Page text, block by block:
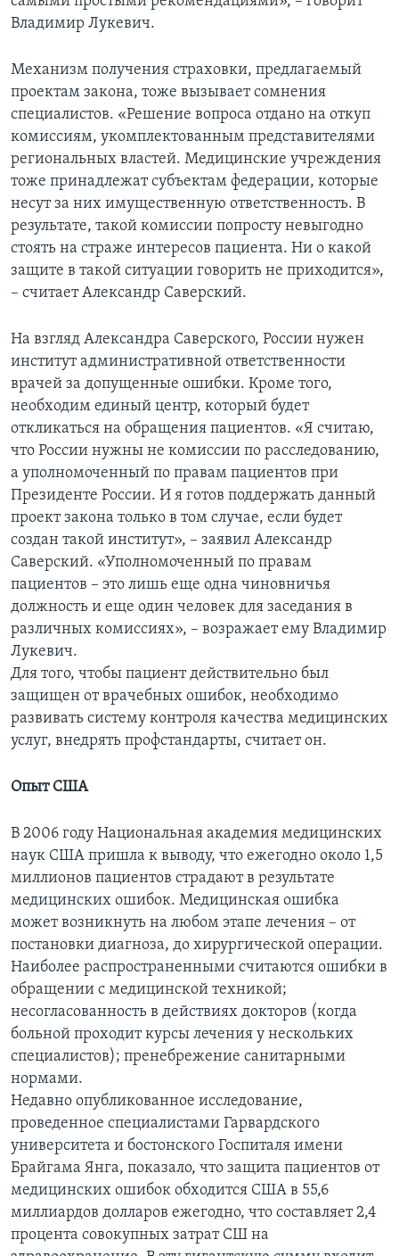
Владимир Лукевич.
Механизм получения страховки, предлагаемый
проектам закона, тоже вызывает сомнения
специалистов. «Решение вопроса отдано на откуп
комиссиям, укомплектованным представителями
региональных властей. Медицинские учреждения
тоже принадлежат субъектам федерации, которые
несут за них имущественную ответственность. В
результате, такой комиссии попросту невыгодно
стоять на страже интересов пациента. Ни о какой
защите в такой ситуации говорить не приходится»,
– считает Александр Саверский.
На взгляд Александра Саверского, России нужен
институт административной ответственности
врачей за допущенные ошибки. Кроме того,
необходим единый центр, который будет
откликаться на обращения пациентов. «Я считаю,
что России нужны не комиссии по расследованию,
а уполномоченный по правам пациентов при
Президенте России. И я готов поддержать данный
проект закона только в том случае, если будет
создан такой институт», – заявил Александр
Саверский. «Уполномоченный по правам
пациентов – это лишь еще одна чиновничья
должность и еще один человек для заседания в
различных комиссиях», – возражает ему Владимир
Лукевич.
Для того, чтобы пациент действительно был
защищен от врачебных ошибок, необходимо
развивать систему контроля качества медицинских
услуг, внедрять профстандарты, считает он.
Опыт США
В 2006 году Национальная академия медицинских
наук США пришла к выводу, что ежегодно около 1,5
миллионов пациентов страдают в результате
медицинских ошибок. Медицинская ошибка
может возникнуть на любом этапе лечения – от
постановки диагноза, до хирургической операции.
Наиболее распространенными считаются ошибки в
обращении с медицинской техникой;
несогласованность в действиях докторов (когда
больной проходит курсы лечения у нескольких
специалистов); пренебрежение санитарными
нормами.
Недавно опубликованное исследование,
проведенное специалистами Гарвардского
университета и бостонского Госпиталя имени
Брайгама Янга, показало, что защита пациентов от
медицинских ошибок обходится США в 55,6
миллиардов долларов ежегодно, что составляет 2,4
процента совокупных затрат СШ на